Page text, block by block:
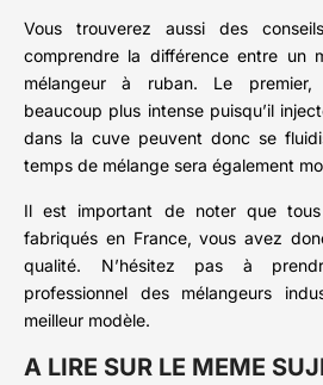
Vous trouverez aussi des
comprendre la différence entre un
mélangeur à ruban. Le
beaucoup plus intense puisqu’il
dans la cuve peuvent donc se
temps de mélange sera également
Il est important de noter que
fabriqués en France, vous avez
qualité. N’hésitez pas à
professionnel des mélangeurs
meilleur modèle.
A LIRE SUR LE MEME